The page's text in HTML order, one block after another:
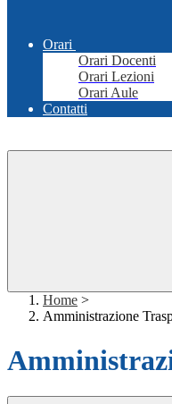
Orari
Orari Docenti
Orari Lezioni
Orari Aule
Contatti
Home >
Amministrazione